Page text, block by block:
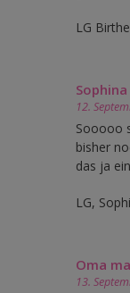
LG Birthe
Sophina
12.
Sooooo
bisher
das ja
LG,
Oma
13.